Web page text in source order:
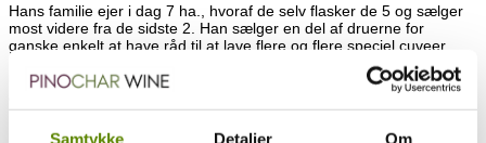
Samtykke Detaljer Om
Hans familie ejer i dag 7 ha., hvoraf de selv flasker de 5 og sælger
most videre fra de sidste 2. Han sælger en del af druerne for
ganske enkelt at have råd til at lave flere og flere speciel cuveer.
Målsætningen er slet ikke at sælge druer, men udelukkende selv at
lave egne Champagner. Han er i den grad Chardonnay mand, og vil
gerne lave Champagne som en smuk kvinde uden makeup med det
udgangspunkt, at en naturlig smuk kvinde slet ikke har brug for
makeup…